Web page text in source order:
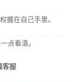
握在自己手里。
点看清。
客服